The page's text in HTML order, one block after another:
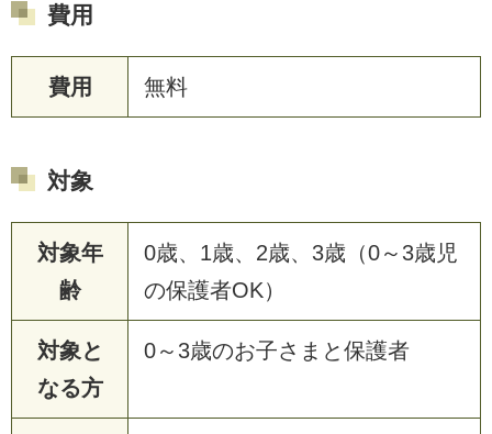
費用
費用 無料
対象
対象年
齢
0歳、1歳、2歳、3歳（0～3歳児
の保護者OK）
対象と
なる方
0～3歳のお子さまと保護者